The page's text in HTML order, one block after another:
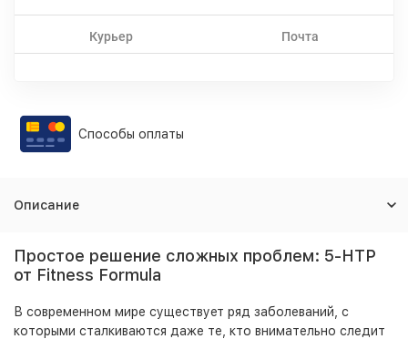
Курьер Почта
Способы оплаты
Описание
Простое решение сложных проблем: 5-HTP
от Fitness Formula
В современном мире существует ряд заболеваний, с
которыми сталкиваются даже те, кто внимательно следит